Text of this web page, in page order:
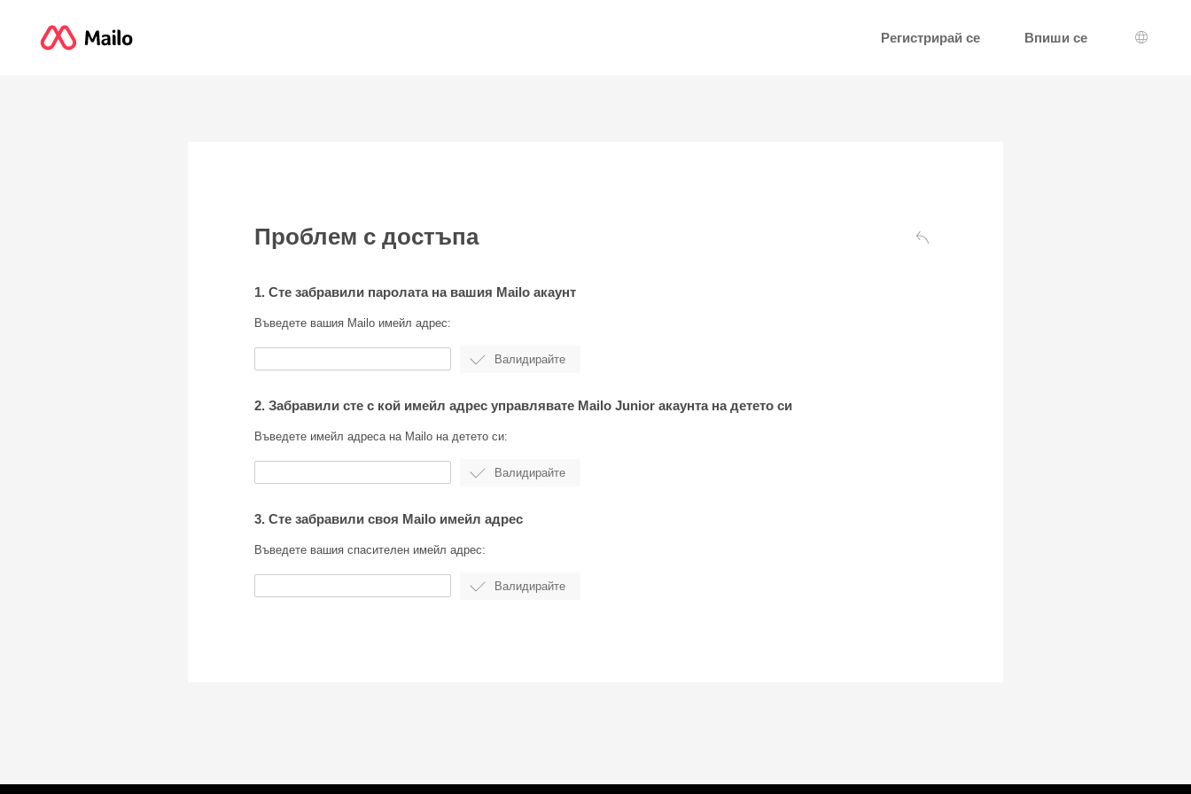
Регистрирай се Впиши се
Избор
Проблем с достъпа Обратно
1. Сте забравили паролата на вашия Mailo акаунт
Въведете вашия Mailo имейл адрес:
2. Забравили сте с кой имейл адрес управлявате Mailo Junior акаунта на детето си
Въведете имейл адреса на Mailo на детето си:
3. Сте забравили своя Mailo имейл адрес
Въведете вашия спасителен имейл адрес: